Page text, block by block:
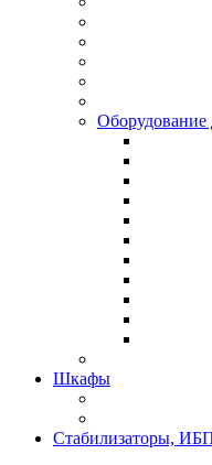
Шкафы
Стабилизаторы,